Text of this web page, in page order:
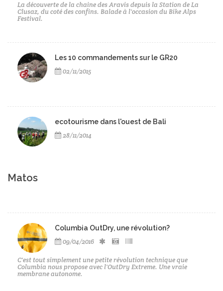
La découverte de la chaine des Aravis depuis la Station de La
Clusaz, du coté des confins. Balade à l'occasion du Bike Alps
Festival.
Les 10 commandements sur le GR20
02/11/2015
ecotourisme dans l'ouest de Bali
28/11/2014
Matos
Columbia OutDry, une révolution?
09/04/2016
C'est tout simplement une petite révolution technique que
Columbia nous propose avec l'OutDry Extreme. Une vraie
membrane autonome.